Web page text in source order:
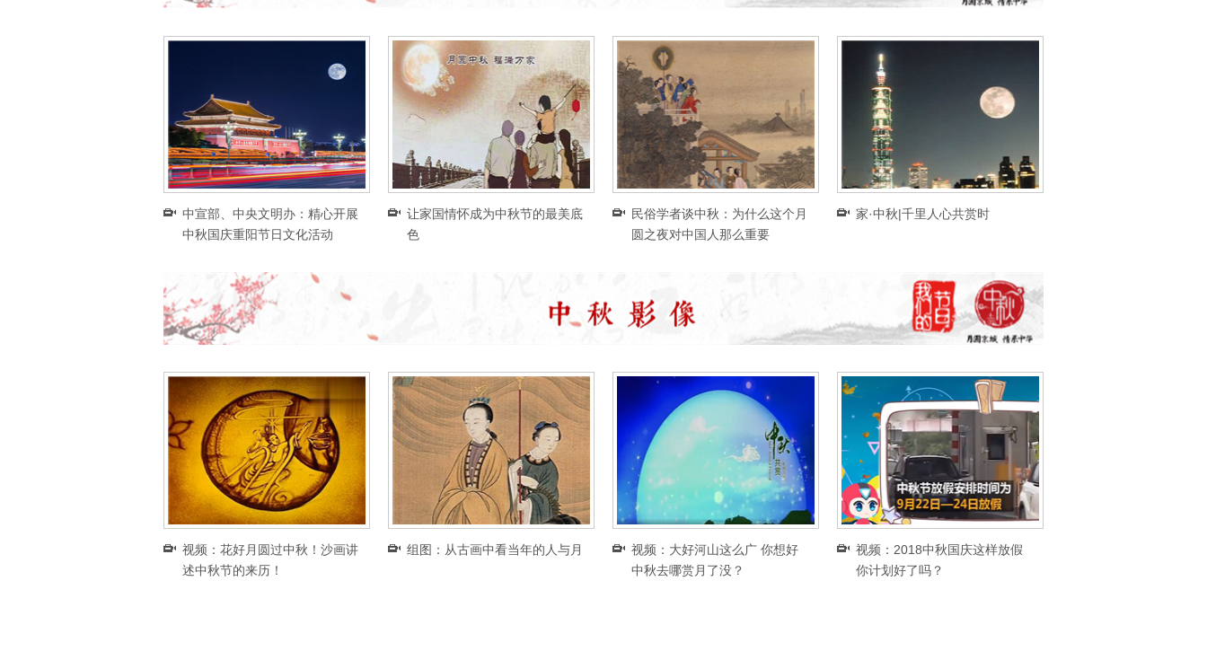
中宣部、中央文明办：精心开展
中秋国庆重阳节日文化活动
让家国情怀成为中秋节的最美底
色
民俗学者谈中秋：为什么这个月
圆之夜对中国人那么重要
家·中秋|千里人心共赏时
视频：花好月圆过中秋！沙画讲
述中秋节的来历！
组图：从古画中看当年的人与月
视频：大好河山这么广 你想好
中秋去哪赏月了没？
视频：2018中秋国庆这样放假
你计划好了吗？